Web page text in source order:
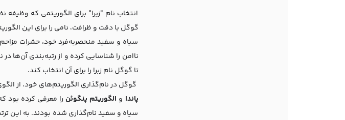
انتخاب نام "زبرا" برای الگوریتمی که
گوگل با دقت و ظرافت، نامی را برای این
سیاه و سفید منحصربه‌فرد خود، حشرات
ناامن را شناسایی کرده و از رتبه‌بندی آن‌ها
تا گوگل نام زبرا را برای آن انتخاب کند.
گوگل در نام‌گذاری الگوریتم‌های خود، از
پاندا و الگوریتم پنگوئن را معرفی کرده بود
سیاه و سفید نام‌گذاری شده بودند. به این